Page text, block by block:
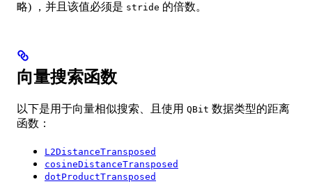
略) ，并且该值必须是 stride 的倍数。
向量搜索函数
以下是用于向量相似搜索、且使用 QBit 数据类型的距离
函数：
L2DistanceTransposed
cosineDistanceTransposed
dotProductTransposed